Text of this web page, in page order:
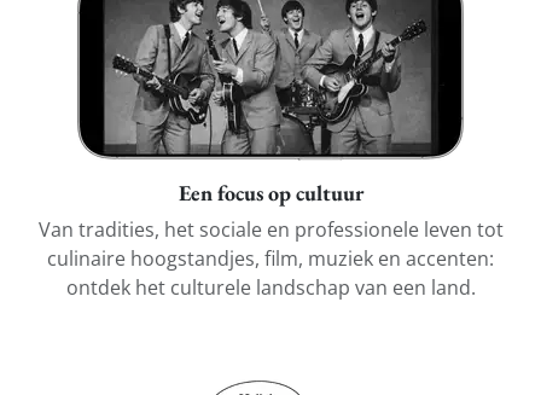
Een focus op cultuur
Van tradities, het sociale en professionele leven tot
culinaire hoogstandjes, film, muziek en accenten:
ontdek het culturele landschap van een land.